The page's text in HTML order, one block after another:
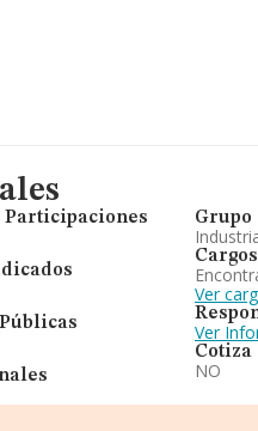
Grupo
Cargos
Ver
Ver
Cotiza
NO